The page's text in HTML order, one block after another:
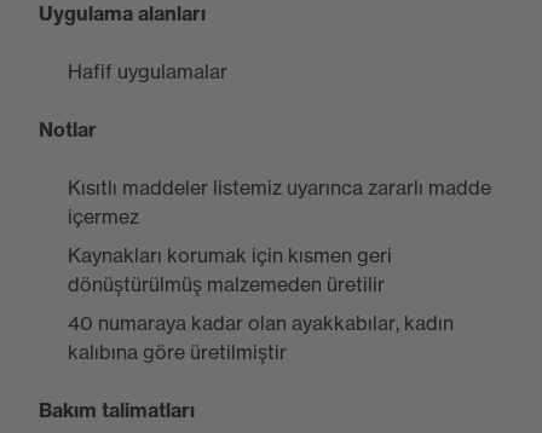
Uygulama alanları
Hafif uygulamalar
Notlar
Kısıtlı maddeler listemiz uyarınca zararlı madde
içermez
Kaynakları korumak için kısmen geri
dönüştürülmüş malzemeden üretilir
40 numaraya kadar olan ayakkabılar, kadın
kalıbına göre üretilmiştir
Bakım talimatları